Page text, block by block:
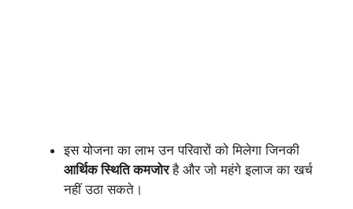
इस योजना का लाभ उन परिवारों को मिलेगा जिनकी
आर्थिक स्थिति कमजोरहै और जो महंगे इलाज का खर्च
नहीं उठा सकते।